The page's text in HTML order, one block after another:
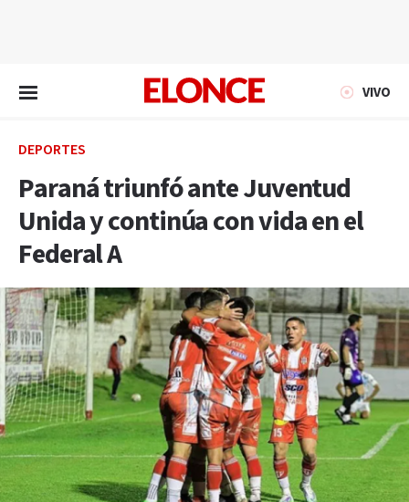
VIVO
DEPORTES
Paraná triunfó ante Juventud
Unida y continúa con vida en el
Federal A